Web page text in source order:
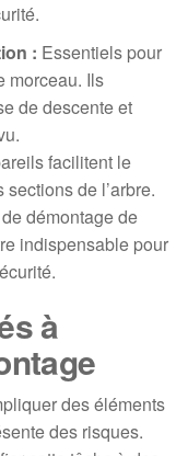
: Essentiels pour
morceau. Ils
de descente et
facilitent le
de l’arbre.
démontage de
indispensable pour
à
des éléments
des risques.